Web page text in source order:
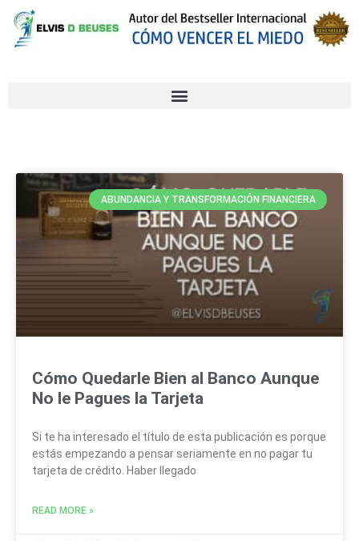
ABUNDANCIA Y TRANSFORMACIÓN FINANCIERA
Cómo Quedarle Bien al Banco Aunque
No le Pagues la Tarjeta
Si te ha interesado el título de esta publicación es porque
estás empezando a pensar seriamente en no pagar tu
tarjeta de crédito. Haber llegado
READ MORE »